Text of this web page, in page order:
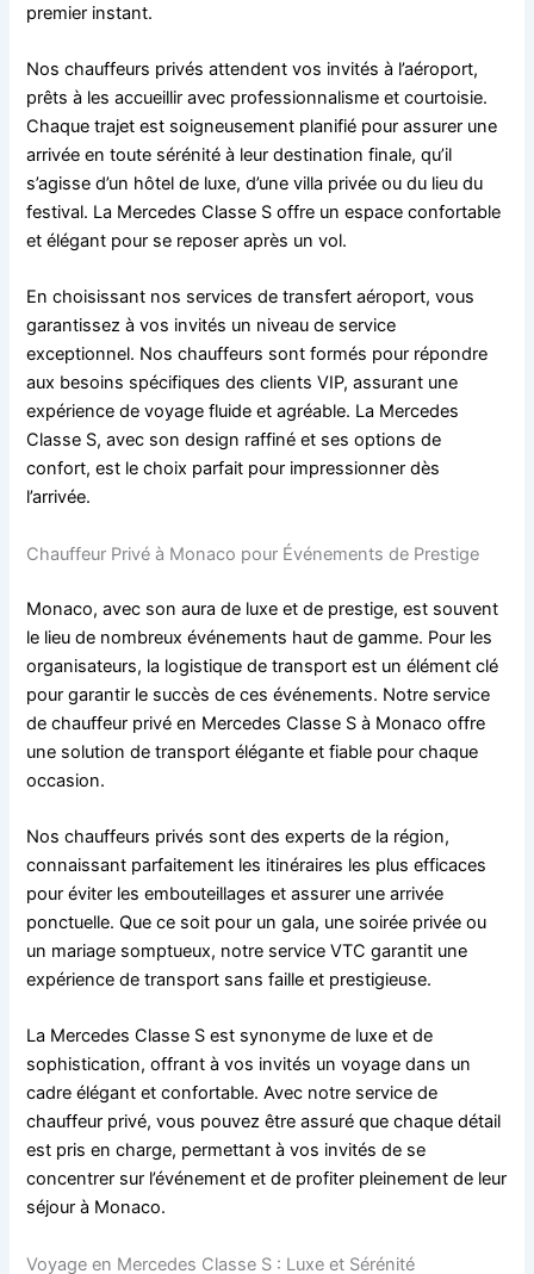
premier instant.
Nos chauffeurs privés attendent vos invités à l’aéroport,
prêts à les accueillir avec professionnalisme et courtoisie.
Chaque trajet est soigneusement planifié pour assurer une
arrivée en toute sérénité à leur destination finale, qu’il
s’agisse d’un hôtel de luxe, d’une villa privée ou du lieu du
festival. La Mercedes Classe S offre un espace confortable
et élégant pour se reposer après un vol.
En choisissant nos services de transfert aéroport, vous
garantissez à vos invités un niveau de service
exceptionnel. Nos chauffeurs sont formés pour répondre
aux besoins spécifiques des clients VIP, assurant une
expérience de voyage fluide et agréable. La Mercedes
Classe S, avec son design raffiné et ses options de
confort, est le choix parfait pour impressionner dès
l’arrivée.
Chauffeur Privé à Monaco pour Événements de Prestige
Monaco, avec son aura de luxe et de prestige, est souvent
le lieu de nombreux événements haut de gamme. Pour les
organisateurs, la logistique de transport est un élément clé
pour garantir le succès de ces événements. Notre service
de chauffeur privé en Mercedes Classe S à Monaco offre
une solution de transport élégante et fiable pour chaque
occasion.
Nos chauffeurs privés sont des experts de la région,
connaissant parfaitement les itinéraires les plus efficaces
pour éviter les embouteillages et assurer une arrivée
ponctuelle. Que ce soit pour un gala, une soirée privée ou
un mariage somptueux, notre service VTC garantit une
expérience de transport sans faille et prestigieuse.
La Mercedes Classe S est synonyme de luxe et de
sophistication, offrant à vos invités un voyage dans un
cadre élégant et confortable. Avec notre service de
chauffeur privé, vous pouvez être assuré que chaque détail
est pris en charge, permettant à vos invités de se
concentrer sur l’événement et de profiter pleinement de leur
séjour à Monaco.
Voyage en Mercedes Classe S : Luxe et Sérénité